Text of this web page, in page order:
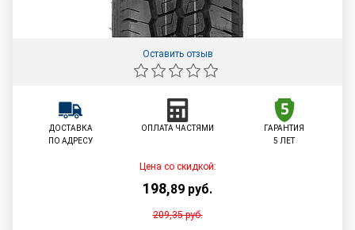
Оставить отзыв
ДОСТАВКА
ПО АДРЕСУ
ОПЛАТА ЧАСТЯМИ
ГАРАНТИЯ
5 ЛЕТ
Цена со скидкой:
198,89 руб.
209,35руб.